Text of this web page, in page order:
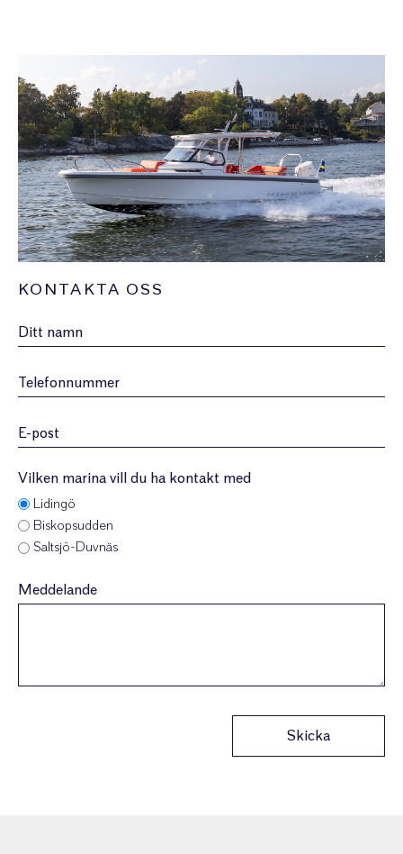
KONTAKTA OSS
Namn
Telefonnummer
E-
post
Vilken marina vill du ha kontakt med
Lidingö
Biskopsudden
Saltsjö-Duvnäs
Meddelande
Skicka